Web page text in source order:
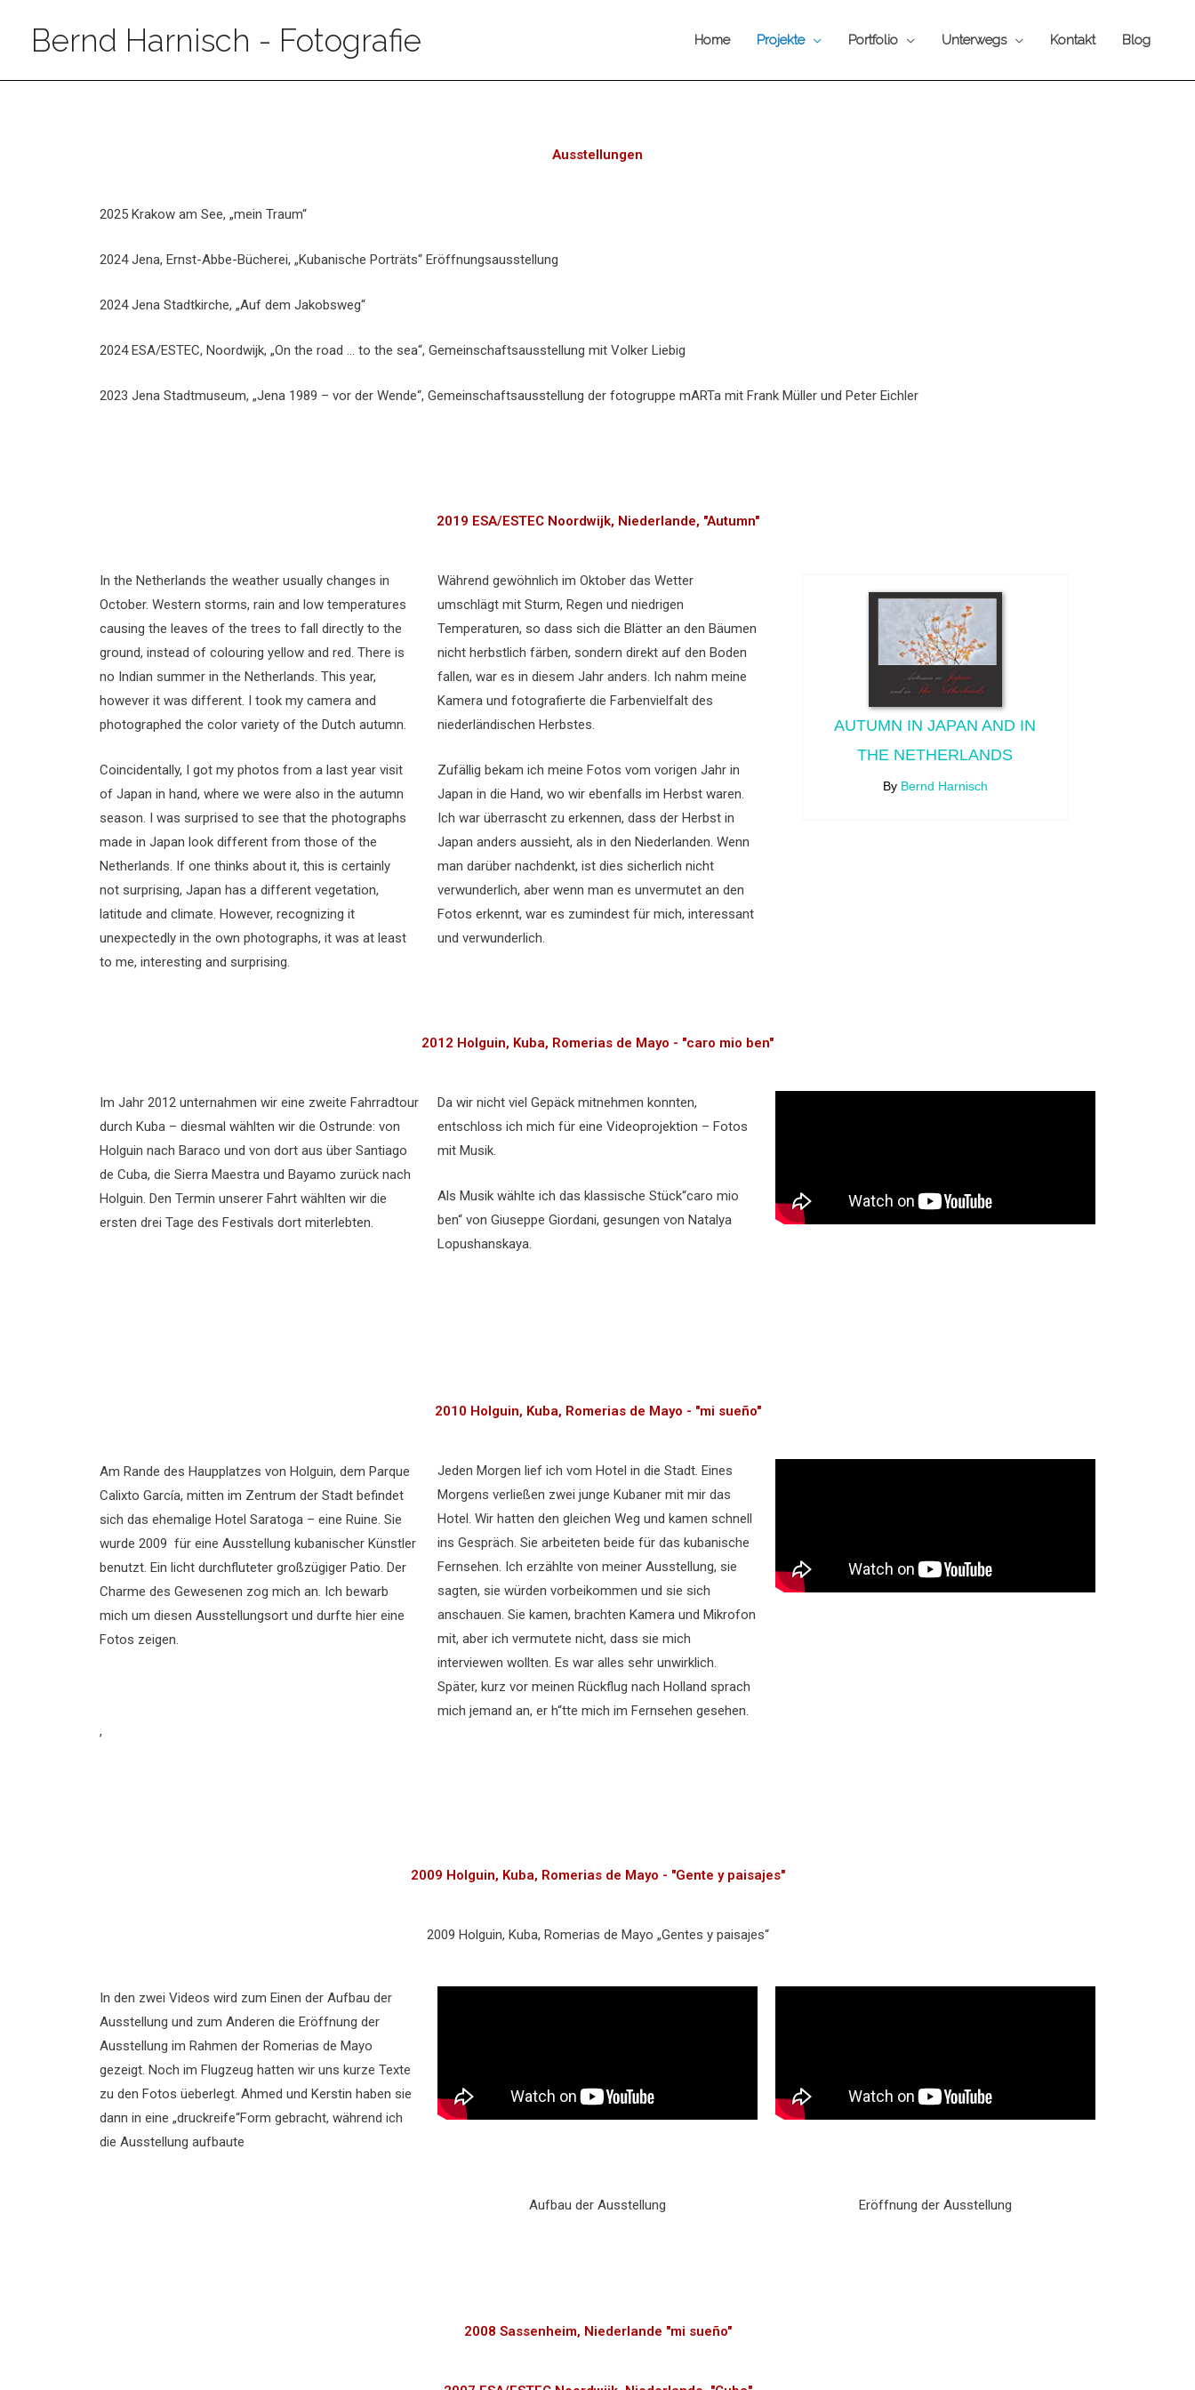
Bernd Harnisch - Fotografie Home Projekte Portfolio Unterwegs Kontakt Blog
Ausstellungen
2025 Krakow am See, „mein Traum“
2024 Jena, Ernst-Abbe-Bücherei, „Kubanische Porträts“ Eröffnungsausstellung
2024 Jena Stadtkirche, „Auf dem Jakobsweg“
2024 ESA/ESTEC, Noordwijk, „On the road … to the sea“, Gemeinschaftsausstellung mit Volker Liebig
2023 Jena Stadtmuseum, „Jena 1989 – vor der Wende“, Gemeinschaftsausstellung der fotogruppe mARTa mit Frank Müller und Peter Eichler
2019 ESA/ESTEC Noordwijk, Niederlande, "Autumn"
In the Netherlands the weather usually changes in
October. Western storms, rain and low temperatures
causing the leaves of the trees to fall directly to the
ground, instead of colouring yellow and red. There is
no Indian summer in the Netherlands. This year,
however it was different. I took my camera and
photographed the color variety of the Dutch autumn.
Coincidentally, I got my photos from a last year visit
of Japan in hand, where we were also in the autumn
season. I was surprised to see that the photographs
made in Japan look different from those of the
Netherlands. If one thinks about it, this is certainly
not surprising, Japan has a different vegetation,
latitude and climate. However, recognizing it
unexpectedly in the own photographs, it was at least
to me, interesting and surprising.
Während gewöhnlich im Oktober das Wetter
umschlägt mit Sturm, Regen und niedrigen
Temperaturen, so dass sich die Blätter an den Bäumen
nicht herbstlich färben, sondern direkt auf den Boden
fallen, war es in diesem Jahr anders. Ich nahm meine
Kamera und fotografierte die Farbenvielfalt des
niederländischen Herbstes.
Zufällig bekam ich meine Fotos vom vorigen Jahr in
Japan in die Hand, wo wir ebenfalls im Herbst waren.
Ich war überrascht zu erkennen, dass der Herbst in
Japan anders aussieht, als in den Niederlanden. Wenn
man darüber nachdenkt, ist dies sicherlich nicht
verwunderlich, aber wenn man es unvermutet an den
Fotos erkennt, war es zumindest für mich, interessant
und verwunderlich.
AUTUMN IN JAPAN AND IN
THE NETHERLANDS
By Bernd Harnisch
2012 Holguin, Kuba, Romerias de Mayo - "caro mio ben"
Im Jahr 2012 unternahmen wir eine zweite Fahrradtour
durch Kuba – diesmal wählten wir die Ostrunde: von
Holguin nach Baraco und von dort aus über Santiago
de Cuba, die Sierra Maestra und Bayamo zurück nach
Holguin. Den Termin unserer Fahrt wählten wir die
ersten drei Tage des Festivals dort miterlebten.
Da wir nicht viel Gepäck mitnehmen konnten,
entschloss ich mich für eine Videoprojektion – Fotos
mit Musik.
Als Musik wählte ich das klassische Stück“caro mio
ben“ von Giuseppe Giordani, gesungen von Natalya
Lopushanskaya.
2010 Holguin, Kuba, Romerias de Mayo - "mi sueño"
Am Rande des Haupplatzes von Holguin, dem Parque
Calixto García, mitten im Zentrum der Stadt befindet
sich das ehemalige Hotel Saratoga – eine Ruine. Sie
wurde 2009 für eine Ausstellung kubanischer Künstler
benutzt. Ein licht durchfluteter großzügiger Patio. Der
Charme des Gewesenen zog mich an. Ich bewarb
mich um diesen Ausstellungsort und durfte hier eine
Fotos zeigen.
,
Jeden Morgen lief ich vom Hotel in die Stadt. Eines
Morgens verließen zwei junge Kubaner mit mir das
Hotel. Wir hatten den gleichen Weg und kamen schnell
ins Gespräch. Sie arbeiteten beide für das kubanische
Fernsehen. Ich erzählte von meiner Ausstellung, sie
sagten, sie würden vorbeikommen und sie sich
anschauen. Sie kamen, brachten Kamera und Mikrofon
mit, aber ich vermutete nicht, dass sie mich
interviewen wollten. Es war alles sehr unwirklich.
Später, kurz vor meinen Rückflug nach Holland sprach
mich jemand an, er h“tte mich im Fernsehen gesehen.
2009 Holguin, Kuba, Romerias de Mayo - "Gente y paisajes"
2009 Holguin, Kuba, Romerias de Mayo „Gentes y paisajes“
In den zwei Videos wird zum Einen der Aufbau der
Ausstellung und zum Anderen die Eröffnung der
Ausstellung im Rahmen der Romerias de Mayo
gezeigt. Noch im Flugzeug hatten wir uns kurze Texte
zu den Fotos üeberlegt. Ahmed und Kerstin haben sie
dann in eine „druckreife“Form gebracht, während ich
die Ausstellung aufbaute
Aufbau der Ausstellung Eröffnung der Ausstellung
2008 Sassenheim, Niederlande "mi sueño"